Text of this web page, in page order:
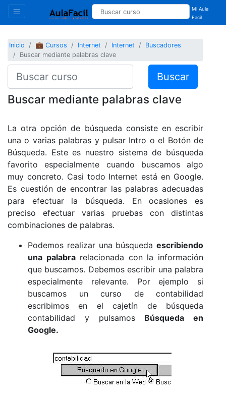
Mi Aula
Facil
Inicio 💼 Cursos Internet Internet
Buscadores
Buscar mediante palabras clave
Buscar
Buscar mediante palabras clave
La otra opción de búsqueda consiste en escribir
una o varias palabras y pulsar Intro o el Botón de
Búsqueda. Este es nuestro sistema de búsqueda
favorito especialmente cuando buscamos algo
muy concreto. Casi todo Internet está en Google.
Es cuestión de encontrar las palabras adecuadas
para efectuar la búsqueda. En ocasiones es
preciso efectuar varias pruebas con distintas
combinaciones de palabras.
Podemos realizar una búsqueda escribiendo
una palabrarelacionada con la información
que buscamos. Debemos escribir una palabra
especialmente relevante. Por ejemplo si
buscamos un curso de contabilidad
escribimos en el cajetín de búsqueda
contabilidad y pulsamos Búsqueda en
Google.